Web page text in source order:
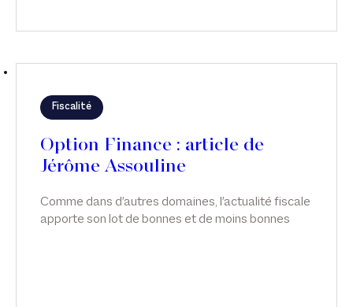
Fiscalité
Comme dans d'autres domaines, l'actualité fiscale
apporte son lot de bonnes et de moins bonnes
Option Finance : article de
Jérôme Assouline